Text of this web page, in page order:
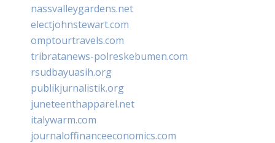
nassvalleygardens.net
electjohnstewart.com
omptourtravels.com
tribratanews-polreskebumen.com
rsudbayuasih.org
publikjurnalistik.org
juneteenthapparel.net
italywarm.com
journaloffinanceeconomics.com